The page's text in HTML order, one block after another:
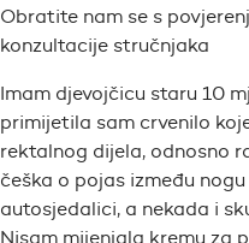
Obratite nam se s
konzultacije stručnjaka
Imam djevojčicu staru 10
primijetila sam crvenilo
rektalnog dijela, odnosno
češka o pojas između
autosjedalici, a nekada i
Nisam mijenjala kremu za